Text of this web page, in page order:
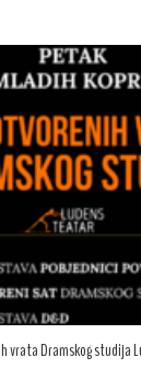
vrata Dramskog studija